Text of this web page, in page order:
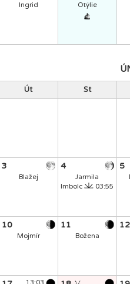
Ingrid Otýlie
Út St
3
Blažej
4
Jarmila
Imbolc
03:55
5
10
Mojmír
11
Božena
12